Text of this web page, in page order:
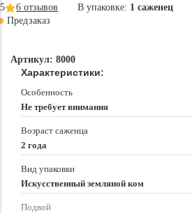
В упаковке: 1 саженец
5 6 отзывов
Предзаказ
Артикул: 8000
Характеристики:
Особенность
Не требует внимания
Возраст саженца
2 года
Вид упаковки
Искусственный земляной ком
Подвой